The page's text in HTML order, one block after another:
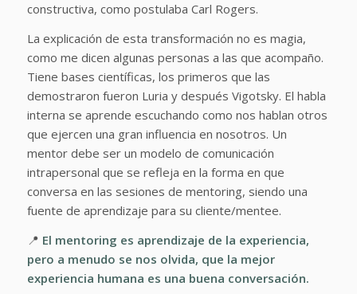
constructiva, como postulaba Carl Rogers.
La explicación de esta transformación no es magia,
como me dicen algunas personas a las que acompaño.
Tiene bases científicas, los primeros que las
demostraron fueron Luria y después Vigotsky. El habla
interna se aprende escuchando como nos hablan otros
que ejercen una gran influencia en nosotros. Un
mentor debe ser un modelo de comunicación
intrapersonal que se refleja en la forma en que
conversa en las sesiones de mentoring, siendo una
fuente de aprendizaje para su cliente/mentee.
📍 El mentoring es aprendizaje de la experiencia,
pero a menudo se nos olvida, que la mejor
experiencia humana es una buena conversación.